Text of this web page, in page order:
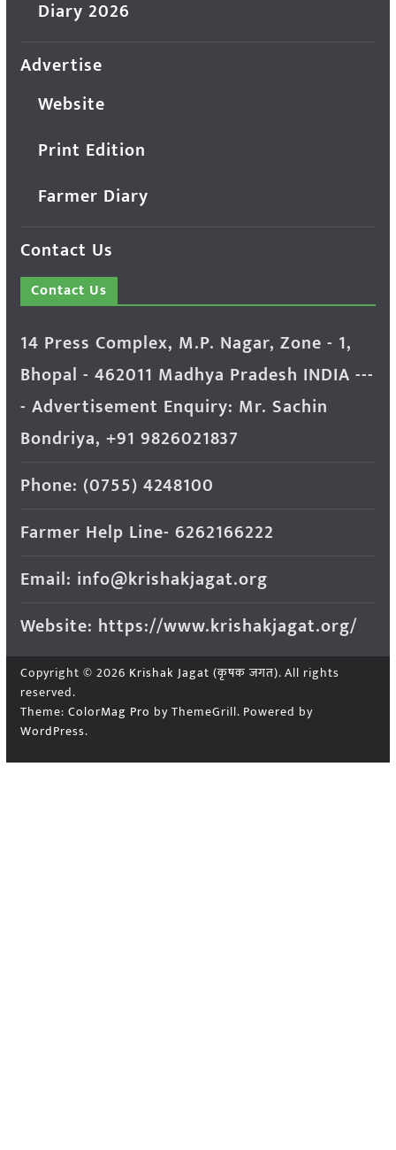
Diary 2026
Advertise
Website
Print Edition
Farmer Diary
Contact Us
Contact Us
14 Press Complex, M.P. Nagar, Zone - 1,
Bhopal - 462011 Madhya Pradesh INDIA ---
- Advertisement Enquiry: Mr. Sachin
Bondriya, +91 9826021837
Phone: (0755) 4248100
Farmer Help Line- 6262166222
Email: info@krishakjagat.org
Website: https://www.krishakjagat.org/
Copyright © 2026 Krishak Jagat (कृषक जगत). All rights
reserved.
Theme: ColorMag Pro by ThemeGrill. Powered by
WordPress.